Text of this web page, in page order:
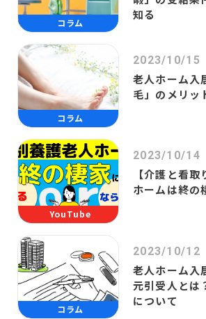
コラム
知る
コラム
2023/10/15
老人ホーム入
毛」のメリッ
YouTube
2023/10/14
【介護と看
ホームは終の
コラム
2023/10/12
老人ホーム入
元引受人とは
について